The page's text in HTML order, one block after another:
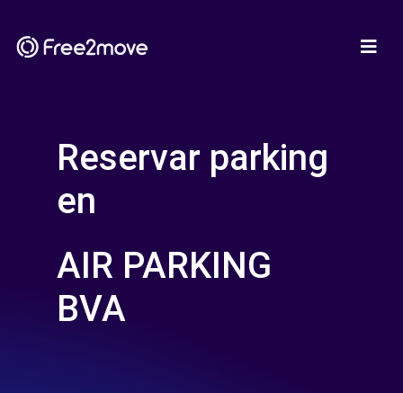
Reservar parking
en
AIR PARKING
BVA